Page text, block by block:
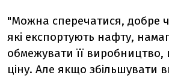
"Можна сперечатися, добре
які експортують нафту,
обмежувати її
ціну. Але якщо збільшувати